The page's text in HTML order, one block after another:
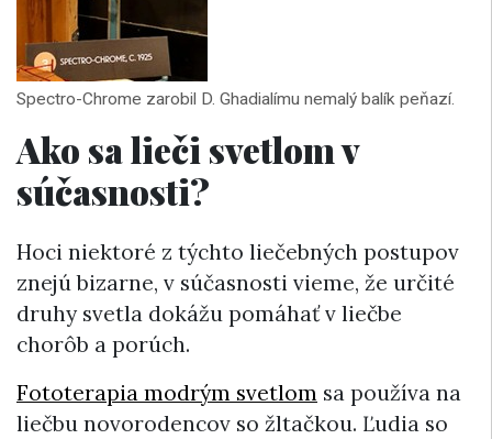
Spectro-Chrome zarobil D. Ghadialímu nemalý balík peňazí.
Ako sa lieči svetlom v
súčasnosti?
Hoci niektoré z týchto liečebných postupov
znejú bizarne, v súčasnosti vieme, že určité
druhy svetla dokážu pomáhať v liečbe
chorôb a porúch.
Fototerapia modrým svetlom sa používa na
liečbu novorodencov so žltačkou. Ľudia so